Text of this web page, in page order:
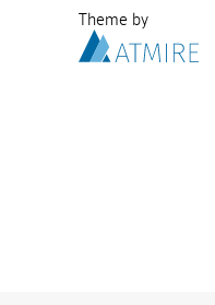
Theme by